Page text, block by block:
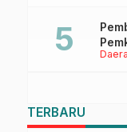
TERBARU